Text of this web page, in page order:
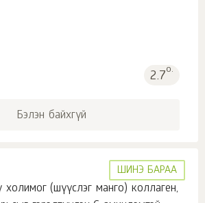
2.7о.
Бэлэн байхгүй
ШИНЭ БАРАА